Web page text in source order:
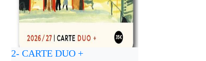
2- CARTE DUO +